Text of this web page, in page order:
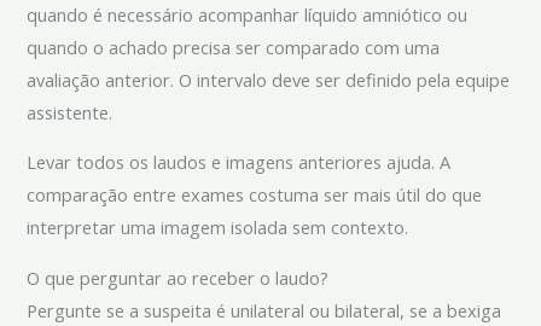
quando é necessário acompanhar líquido amniótico ou
quando o achado precisa ser comparado com uma
avaliação anterior. O intervalo deve ser definido pela equipe
assistente.
Levar todos os laudos e imagens anteriores ajuda. A
comparação entre exames costuma ser mais útil do que
interpretar uma imagem isolada sem contexto.
O que perguntar ao receber o laudo?
Pergunte se a suspeita é unilateral ou bilateral, se a bexiga